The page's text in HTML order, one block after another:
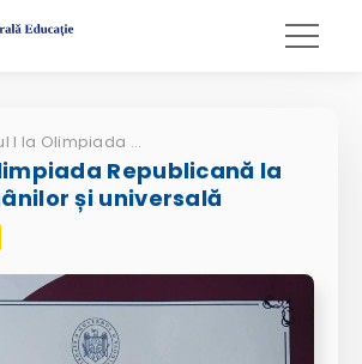
Locul I la Olimpiada Republicană la Istoria românilor și universală
Republicană la
și universală